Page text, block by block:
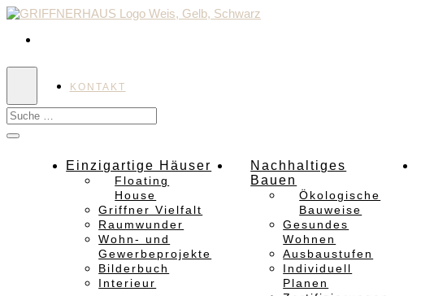
KONTAKT
Einzigartige Häuser
Floating
House
Griffner Vielfalt
Raumwunder
Wohn- und
Gewerbeprojekte
Bilderbuch
Interieur
Nachhaltiges
Bauen
Ökologische
Bauweise
Gesundes
Wohnen
Ausbaustufen
Individuell
Planen